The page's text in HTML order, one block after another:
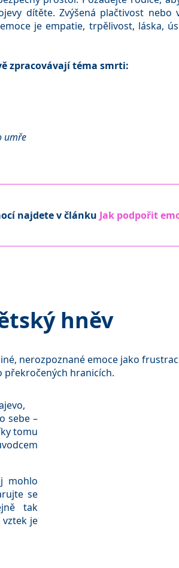
dítěte. Zvýšená plačtivost
je empatie, trpělivost, láska,
zpracovávají téma smrti:
umře
najdete v článku Jak podpořit
hněv
nerozpoznané emoce jako
překročených hranicích.
sebe –
tomu
mohlo
se
tak
je